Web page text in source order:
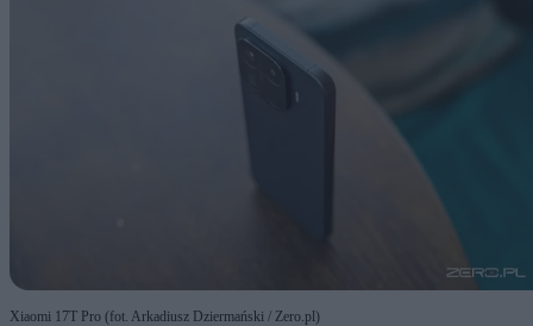
Xiaomi 17T Pro (fot. Arkadiusz Dziermański / Zero.pl)